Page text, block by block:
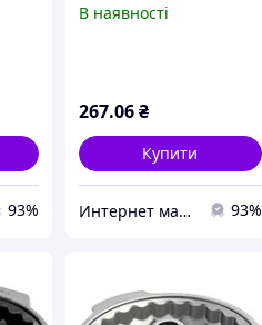
93%
В наявності
267.06 ₴
Купити
Интернет магазин "ХозШоп" 93%